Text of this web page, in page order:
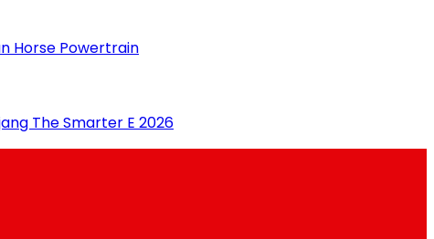
Horse Powertrain
The Smarter E 2026